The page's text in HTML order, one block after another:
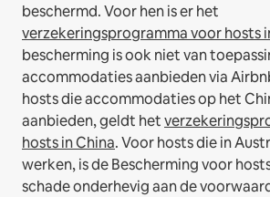
beschermd. Voor hen is er het
verzekeringsprogramma voor hosts
bescherming is ook niet van
accommodaties aanbieden via
hosts die accommodaties op het
aanbieden, geldt het
hosts in China.Voor hosts die in
werken, is de Bescherming voor
schade onderhevig aan de